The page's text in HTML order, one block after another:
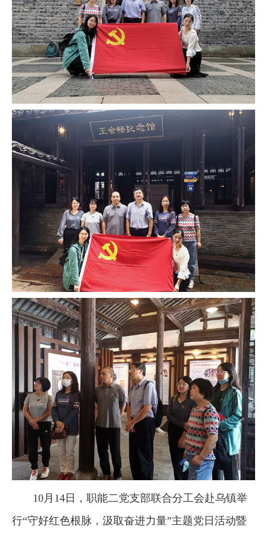
10月14日，职能二党支部联合分工会赴乌镇举
行“守好红色根脉，汲取奋进力量”主题党日活动暨